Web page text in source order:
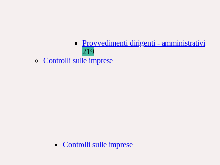
Provvedimenti dirigenti - amministrativi
219
Controlli sulle imprese
Controlli sulle imprese